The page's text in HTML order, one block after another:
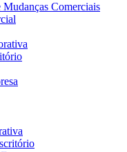
Mudanças Comerciais